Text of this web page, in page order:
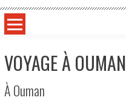
VOYAGE À OUMAN
À Ouman